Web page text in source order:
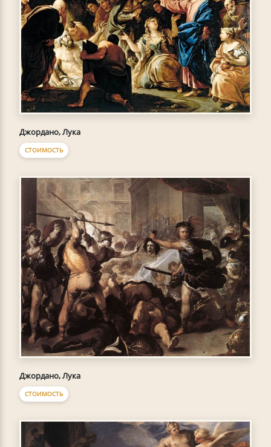
Джордано, Лука
СТОИМОСТЬ
Джордано, Лука
СТОИМОСТЬ